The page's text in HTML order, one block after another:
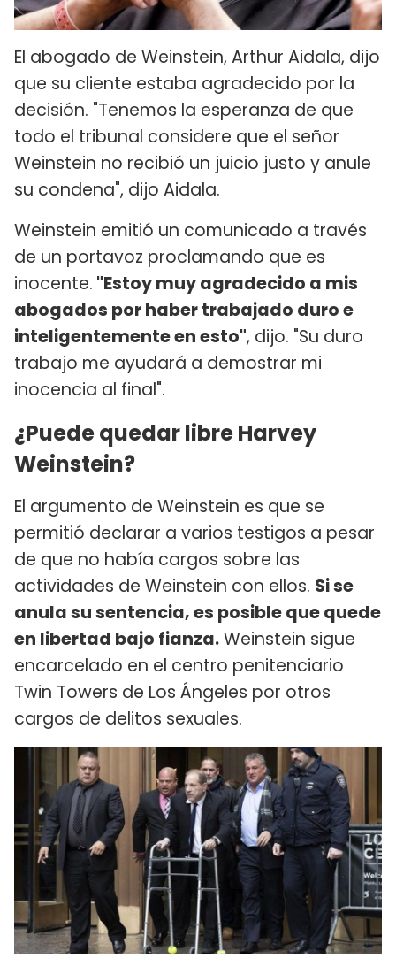
El abogado de Weinstein, Arthur Aidala, dijo
que su cliente estaba agradecido por la
decisión. "Tenemos la esperanza de que
todo el tribunal considere que el señor
Weinstein no recibió un juicio justo y anule
su condena", dijo Aidala.
Weinstein emitió un comunicado a través
de un portavoz proclamando que es
inocente. "Estoy muy agradecido a mis
abogados por haber trabajado duro e
inteligentemente en esto", dijo. "Su duro
trabajo me ayudará a demostrar mi
inocencia al final".
¿Puede quedar libre Harvey
Weinstein?
El argumento de Weinstein es que se
permitió declarar a varios testigos a pesar
de que no había cargos sobre las
actividades de Weinstein con ellos. Si se
anula su sentencia, es posible que quede
en libertad bajo fianza.Weinstein sigue
encarcelado en el centro penitenciario
Twin Towers de Los Ángeles por otros
cargos de delitos sexuales.